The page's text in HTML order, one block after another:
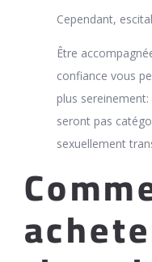
Cependant,
Être
confiance vous
plus sereinement:
seront pas
sexuellement